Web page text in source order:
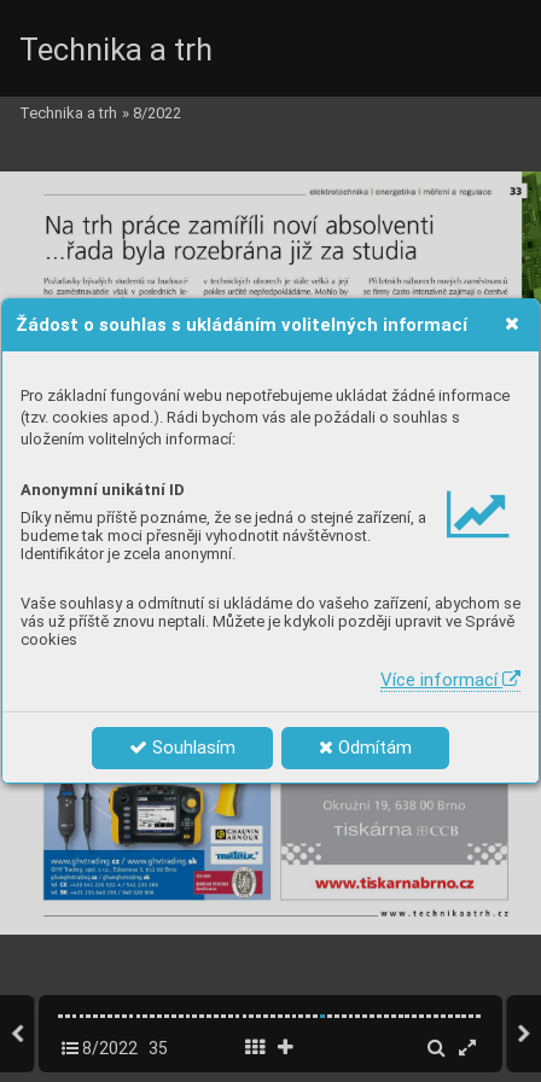
Žádost o souhlas s ukládáním volitelných informací
Pro základní fungování webu nepotřebujeme ukládat žádné informace
(tzv. cookies apod.). Rádi bychom vás ale požádali o souhlas s
uložením volitelných informací:
Anonymní unikátní ID
Díky němu příště poznáme, že se jedná o stejné zařízení, a
budeme tak moci přesněji vyhodnotit návštěvnost.
Identifikátor je zcela anonymní.
Vaše souhlasy a odmítnutí si ukládáme do vašeho zařízení, abychom se
vás už příště znovu neptali. Můžete je kdykoli později upravit ve Správě
cookies
Více informací
Souhlasím Odmítám
Technika a trh
Technika a trh » 8/2022
8/2022 35